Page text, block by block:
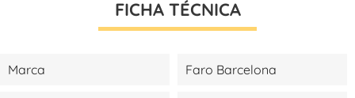
FICHA TÉCNICA
Marca Faro Barcelona